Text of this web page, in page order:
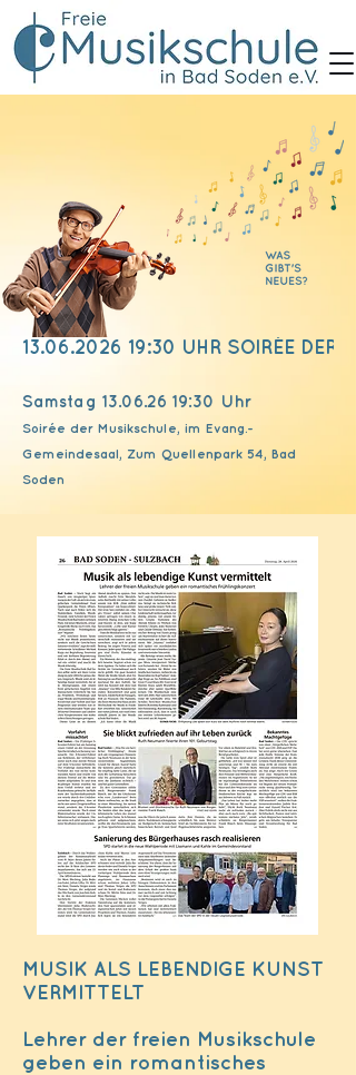
13.06.2026 19:30 UHR SOIRÉE DER
Samstag 13.06.26 19:30 Uhr
Soirée der Musikschule, im Evang.-
Gemeindesaal, Zum Quellenpark 54, Bad
Soden
MUSIK ALS LEBENDIGE KUNST
VERMITTELT
Lehrer der freien Musikschule
geben ein romantisches